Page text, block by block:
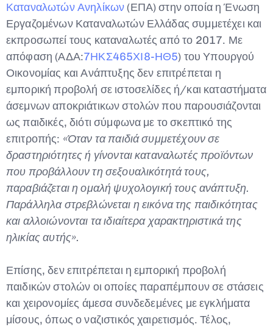
Καταναλωτών Ανηλίκων(ΕΠΑ) στην οποία η Ένωση
Εργαζομένων Καταναλωτών Ελλάδας συμμετέχει και
εκπροσωπεί τους καταναλωτές από το 2017. Με
απόφαση (ΑΔΑ:7ΗΚΣ465ΧΙ8-ΗΘ5) του Υπουργού
Οικονομίας και Ανάπτυξης δεν επιτρέπεται η
εμπορική προβολή σε ιστοσελίδες ή/και καταστήματα
άσεμνων αποκριάτικων στολών που παρουσιάζονται
ως παιδικές, διότι σύμφωνα με το σκεπτικό της
επιτροπής: «Όταν τα παιδιά συμμετέχουν σε
δραστηριότητες ή γίνονται καταναλωτές προϊόντων
που προβάλλουν τη σεξουαλικότητά τους,
παραβιάζεται η ομαλή ψυχολογική τους ανάπτυξη.
Παράλληλα στρεβλώνεται η εικόνα της παιδικότητας
και αλλοιώνονται τα ιδιαίτερα χαρακτηριστικά της
ηλικίας αυτής».
Επίσης, δεν επιτρέπεται η εμπορική προβολή
παιδικών στολών οι οποίες παραπέμπουν σε στάσεις
και χειρονομίες άμεσα συνδεδεμένες με εγκλήματα
μίσους, όπως ο ναζιστικός χαιρετισμός. Τέλος,